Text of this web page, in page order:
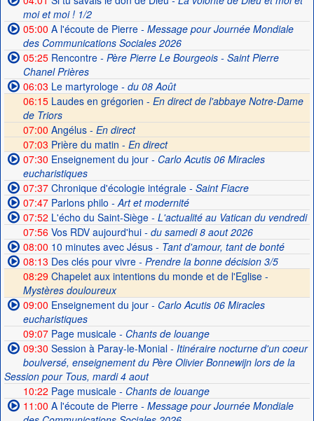
moi et moi ! 1/2
05:00 A l'écoute de Pierre- Message pour Journée Mondiale
des Communications Sociales 2026
05:25Rencontre- Père Pierre Le Bourgeois - Saint Pierre
Chanel Prières
06:03 Le martyrologe- du 08 Août
06:15Laudes en grégorien - En direct de l'abbaye Notre-Dame
de Triors
07:00 Angélus - En direct
07:03 Prière du matin - En direct
07:30 Enseignement du jour- Carlo Acutis 06 Miracles
eucharistiques
07:37Chronique d'écologie intégrale- Saint Fiacre
07:47Parlons philo - Art et modernité
07:52 L'écho du Saint-Siège- L'actualité au Vatican du vendredi
07:56Vos RDV aujourd'hui- du samedi 8 aout 2026
08:00 10 minutes avec Jésus- Tant d'amour, tant de bonté
08:13 Des clés pour vivre- Prendre la bonne décision 3/5
08:29 Chapelet aux intentions du monde et de l'Eglise -
Mystères douloureux
09:00 Enseignement du jour- Carlo Acutis 06 Miracles
eucharistiques
09:07Page musicale- Chants de louange
09:30 Session à Paray-le-Monial- Itinéraire nocturne d'un coeur
boulversé, enseignement du Père Olivier Bonnewijn lors de la
Session pour Tous, mardi 4 aout
10:22 Page musicale- Chants de louange
11:00 A l'écoute de Pierre- Message pour Journée Mondiale